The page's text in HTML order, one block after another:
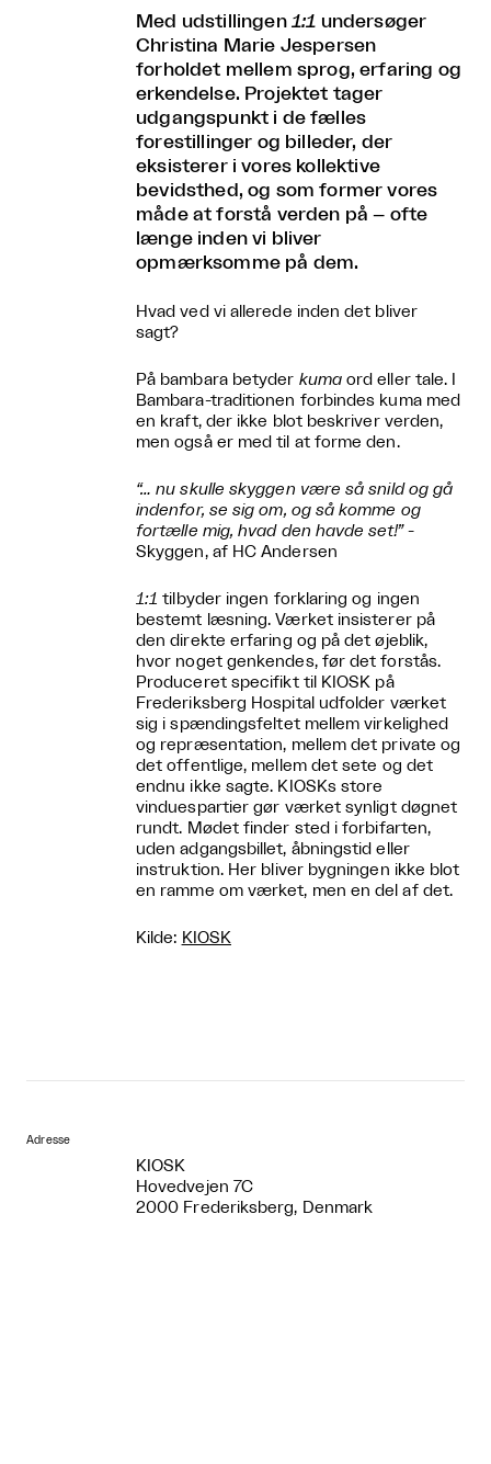
Med udstillingen 1:1 undersøger
Christina Marie Jespersen
forholdet mellem sprog, erfaring og
erkendelse. Projektet tager
udgangspunkt i de fælles
forestillinger og billeder, der
eksisterer i vores kollektive
bevidsthed, og som former vores
måde at forstå verden på – ofte
længe inden vi bliver
opmærksomme på dem.
Hvad ved vi allerede inden det bliver
sagt?
På bambara betyder kumaord eller tale. I
Bambara-traditionen forbindes kuma med
en kraft, der ikke blot beskriver verden,
men også er med til at forme den.
“… nu skulle skyggen være så snild og gå
indenfor, se sig om, og så komme og
fortælle mig, hvad den havde set!”-
Skyggen, af HC Andersen
1:1 tilbyder ingen forklaring og ingen
bestemt læsning. Værket insisterer på
den direkte erfaring og på det øjeblik,
hvor noget genkendes, før det forstås.
Produceret specifikt til KIOSK på
Frederiksberg Hospital udfolder værket
sig i spændingsfeltet mellem virkelighed
og repræsentation, mellem det private og
det offentlige, mellem det sete og det
endnu ikke sagte. KIOSKs store
vinduespartier gør værket synligt døgnet
rundt. Mødet finder sted i forbifarten,
uden adgangsbillet, åbningstid eller
instruktion. Her bliver bygningen ikke blot
en ramme om værket, men en del af det.
Kilde: KIOSK
Adresse
KIOSK
Hovedvejen 7C
2000 Frederiksberg, Denmark